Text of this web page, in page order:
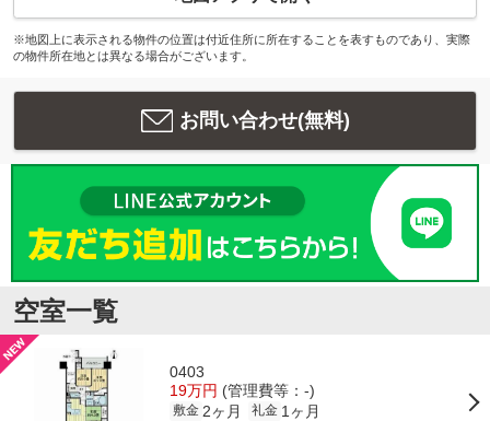
※地図上に表示される物件の位置は付近住所に所在することを表すものであり、実際
の物件所在地とは異なる場合がございます。
お問い合わせ(無料)
空室一覧
0403
19万円 (管理費等：-)
敷金 2ヶ月 礼金 1ヶ月